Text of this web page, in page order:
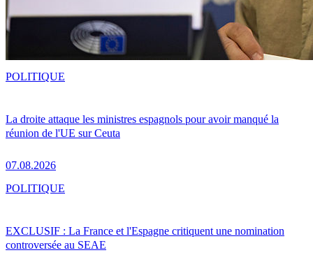
La droite attaque les ministres espagnols pour avoir manqué la
réunion de l'UE sur Ceuta
07.08.2026
POLITIQUE
EXCLUSIF : La France et l'Espagne critiquent une nomination
controversée au SEAE
POLITIQUE